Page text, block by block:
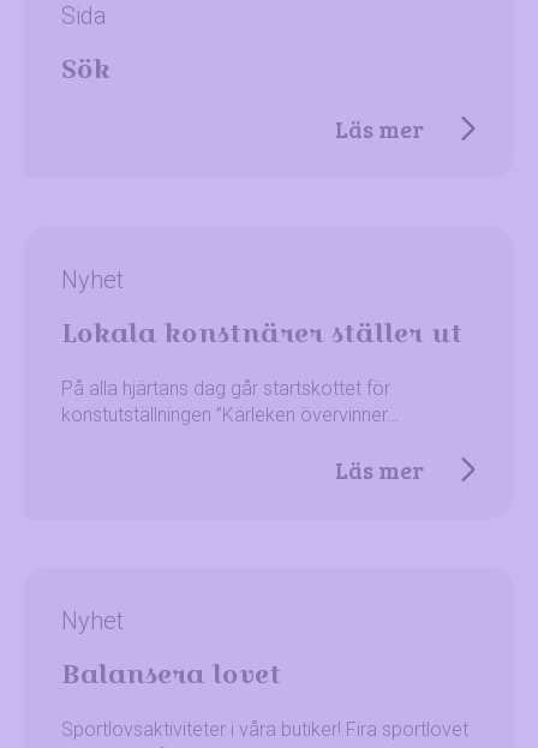
Sida
Sök
Läs mer
Nyhet
Lokala konstnärer ställer ut
På alla hjärtans dag går startskottet för
konstutställningen ”Kärleken övervinner…
Läs mer
Nyhet
Balansera lovet
Sportlovsaktiviteter i våra butiker! Fira sportlovet